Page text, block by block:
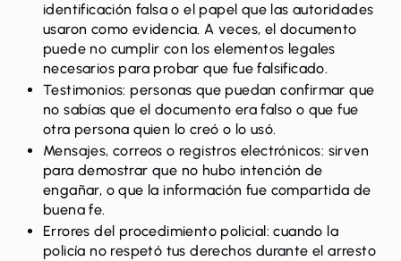
identificación falsa o el papel que las autoridades
usaron como evidencia. A veces, el documento
puede no cumplir con los elementos legales
necesarios para probar que fue falsificado.
Testimonios: personas que puedan confirmar que
no sabías que el documento era falso o que fue
otra persona quien lo creó o lo usó.
Mensajes, correos o registros electrónicos: sirven
para demostrar que no hubo intención de
engañar, o que la información fue compartida de
buena fe.
Errores del procedimiento policial: cuando la
policía no respetó tus derechos durante el arresto